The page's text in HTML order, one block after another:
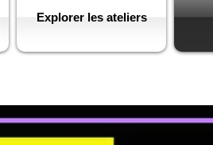
Explorer les ateliers